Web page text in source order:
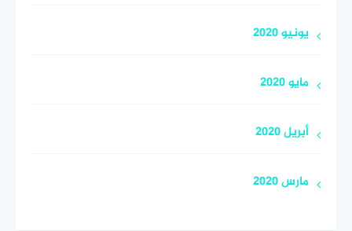
يونيو 2020
مايو 2020
أبريل 2020
مارس 2020